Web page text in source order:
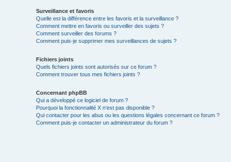
Surveillance et favoris
Quelle est la différence entre les favoris et la surveillance ?
Comment mettre en favoris ou surveiller des sujets ?
Comment surveiller des forums ?
Comment puis-je supprimer mes surveillances de sujets ?
Fichiers joints
Quels fichiers joints sont autorisés sur ce forum ?
Comment trouver tous mes fichiers joints ?
Concernant phpBB
Qui a développé ce logiciel de forum ?
Pourquoi la fonctionnalité X n’est pas disponible ?
Qui contacter pour les abus ou les questions légales concernant ce forum ?
Comment puis-je contacter un administrateur du forum ?